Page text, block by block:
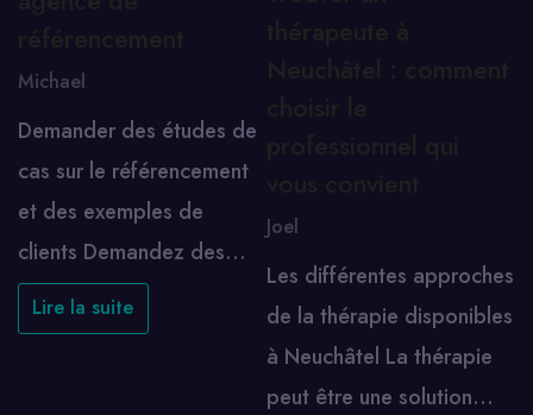
Michael
Demander des études de
cas sur le référencement
et des exemples de
clients Demandez des…
Lire la suite
Joel
Les différentes approches
de la thérapie disponibles
à Neuchâtel La thérapie
peut être une solution…